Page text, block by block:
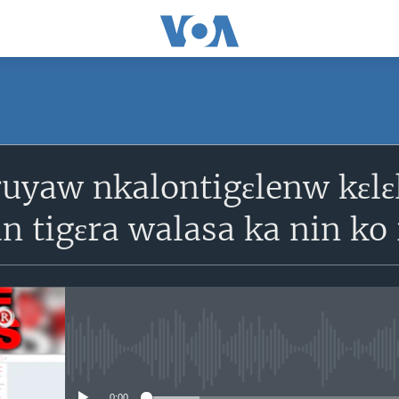
nkalontigɛlenw
tigɛra walasa ka nin ko